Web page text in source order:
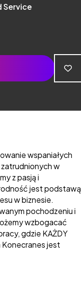
Service
wspaniałych
zatrudnionych w
z pasją i
jest podstawą
w biznesie.
pochodzeniu i
wzbogacać
gdzie KAŻDY
Konecranes jest